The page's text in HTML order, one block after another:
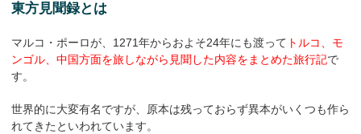
東方見聞録とは
マルコ・ポーロが、1271年からおよそ24年にも渡って トルコ、モ
ンゴル、中国方面を旅しながら見聞した内容をまとめた旅行記で
す。
世界的に大変有名ですが、原本は残っておらず異本がいくつも作ら
れてきたといわれています。